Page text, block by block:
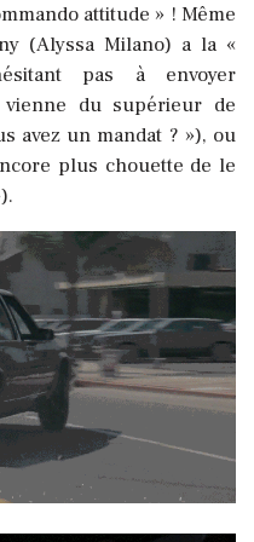
attitude » ! Même
(Alyssa Milano) a la «
pas à envoyer
vienne du supérieur de
avez un mandat ? »), ou
plus chouette de le